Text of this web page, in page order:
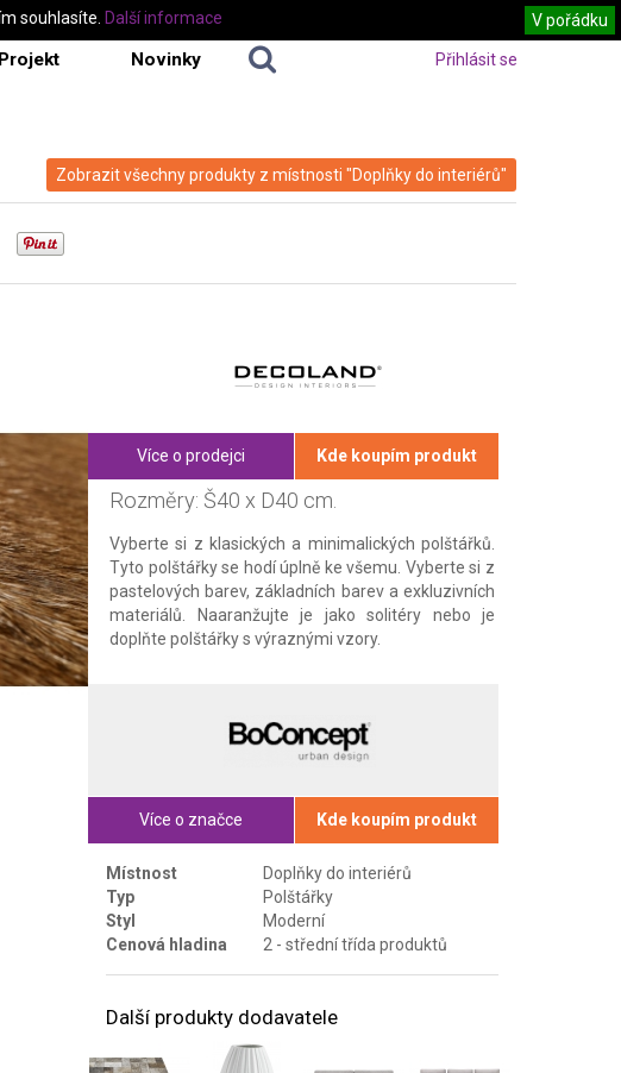
Novinky Přihlásit se
Zobrazit všechny produkty z místnosti "Doplňky do interiérů"
Více o prodejci Kde koupím produkt
Rozměry: Š40 x D40 cm.
Vyberte si z klasických a minimalických polštářků.
Tyto polštářky se hodí úplně ke všemu. Vyberte si z
pastelových barev, základních barev a exkluzivních
materiálů. Naaranžujte je jako solitéry nebo je
doplňte polštářky s výraznými vzory.
Více o značce Kde koupím produkt
Místnost
Doplňky do interiérů
Typ
Polštářky
Styl
Moderní
Cenová hladina
2 - střední třída produktů
Další produkty dodavatele
souhlasíte. V pořádku
Další informace